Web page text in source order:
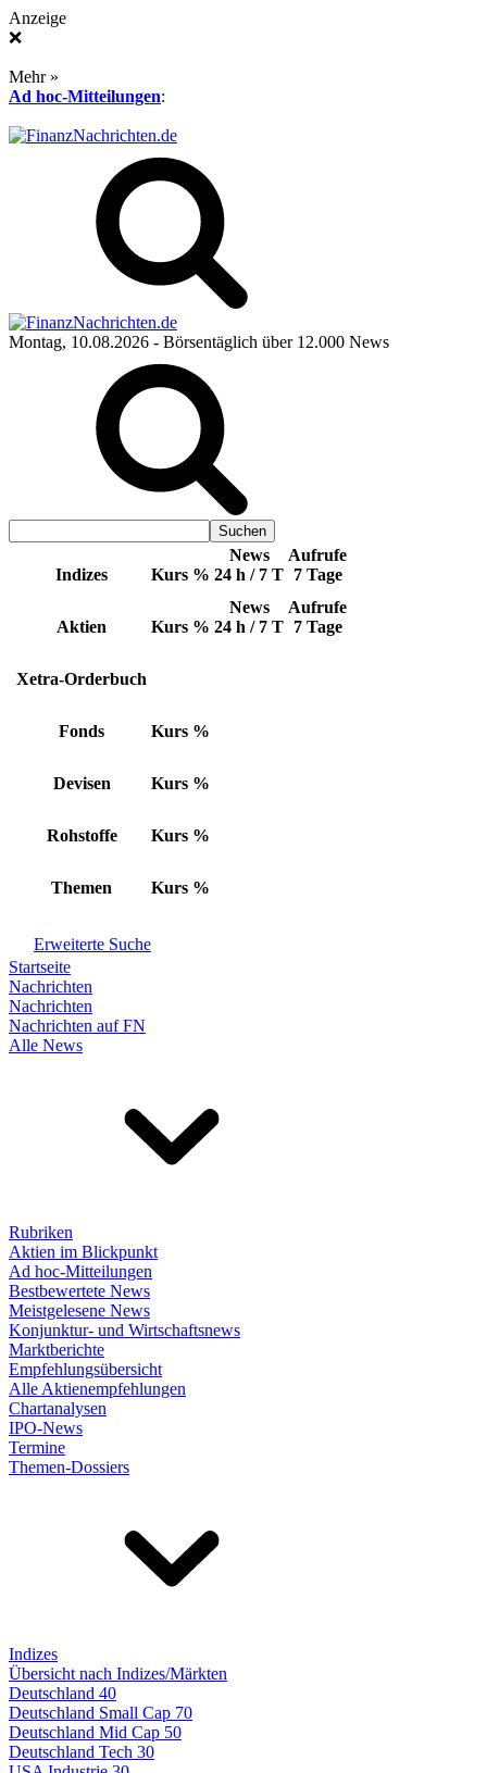
Anzeige
❌
Mehr »
Ad hoc-Mitteilungen:
Montag, 10.08.2026 - Börsentäglich über 12.000 News
Indizes Kurs %
News
24 h / 7 T
Aufrufe
7 Tage
Aktien Kurs %
News
24 h / 7 T
Aufrufe
7 Tage
Xetra-Orderbuch
Fonds Kurs %
Devisen Kurs %
Rohstoffe Kurs %
Themen Kurs %
Erweiterte Suche
Startseite
Nachrichten
Nachrichten
Nachrichten auf FN
Alle News
Rubriken
Aktien im Blickpunkt
Ad hoc-Mitteilungen
Bestbewertete News
Meistgelesene News
Konjunktur- und Wirtschaftsnews
Marktberichte
Empfehlungsübersicht
Alle Aktienempfehlungen
Chartanalysen
IPO-News
Termine
Themen-Dossiers
Indizes
Übersicht nach Indizes/Märkten
Deutschland 40
Deutschland Small Cap 70
Deutschland Mid Cap 50
Deutschland Tech 30